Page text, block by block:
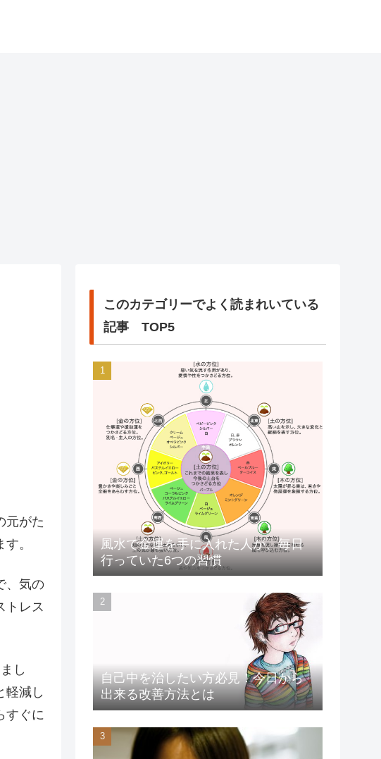
元がた
。
、気の
トレス
し
軽減し
すぐに
このカテゴリーでよく読まれいている
記事 TOP5
風水で金運を手に入れた人が、毎日
行っていた6つの習慣
自己中を治したい方必見！今日から
出来る改善方法とは